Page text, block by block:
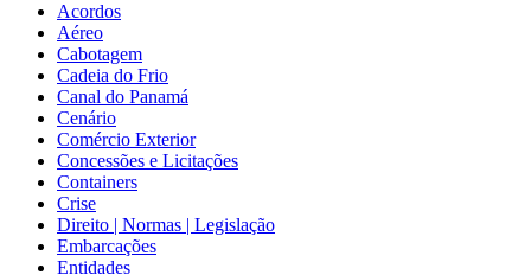
Acordos
Aéreo
Cabotagem
Cadeia do Frio
Canal do Panamá
Cenário
Comércio Exterior
Concessões e Licitações
Containers
Crise
Direito | Normas | Legislação
Embarcações
Entidades